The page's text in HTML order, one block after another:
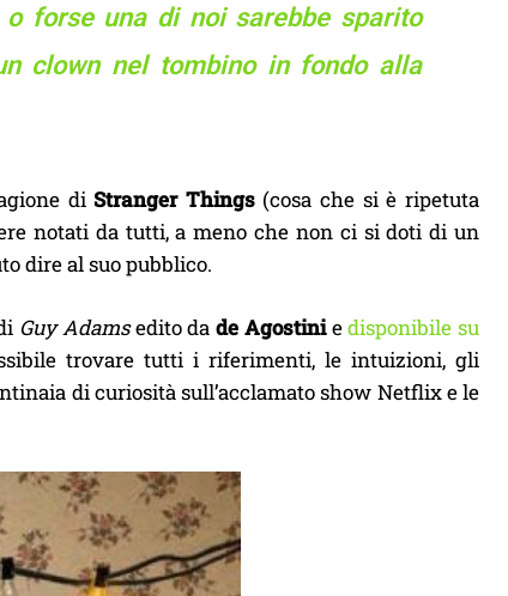
forse una di noi sarebbe sparito
clown nel tombino in fondo alla
diStranger Things(cosa che si è ripetuta
notati da tutti, a meno che non ci si doti di un
dire al suo pubblico.
Guy Adamsedito da de Agostiniedisponibile su
trovare tutti i riferimenti, le intuizioni, gli
di curiosità sull’acclamato show Netflix e le